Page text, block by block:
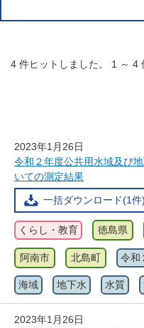
4 件ヒットしました。 1 ～ 4
2023年1月26日
令和２年度公共用水域及び
いての測定結果
一括ダウンロード(1件)
くらし・教育 徳島県
阿南市 北島町 令和
海域 地下水 水質
2023年1月26日